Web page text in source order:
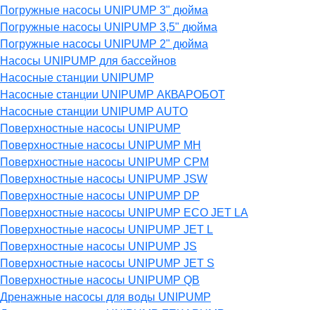
Погружные насосы UNIPUMP 3" дюйма
Погружные насосы UNIPUMP 3,5" дюйма
Погружные насосы UNIPUMP 2" дюйма
Насосы UNIPUMP для бассейнов
Насосные станции UNIPUMP
Насосные станции UNIPUMP АКВАРОБОТ
Насосные станции UNIPUMP AUTO
Поверхностные насосы UNIPUMP
Поверхностные насосы UNIPUMP MH
Поверхностные насосы UNIPUMP CPM
Поверхностные насосы UNIPUMP JSW
Поверхностные насосы UNIPUMP DP
Поверхностные насосы UNIPUMP ECO JET LA
Поверхностные насосы UNIPUMP JET L
Поверхностные насосы UNIPUMP JS
Поверхностные насосы UNIPUMP JET S
Поверхностные насосы UNIPUMP QB
Дренажные насосы для воды UNIPUMP